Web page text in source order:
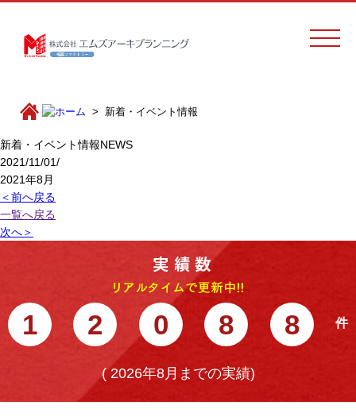
新着・イベント情報
新着・イベント情報NEWS
2021/11/01/
2021年8月
＜前へ戻る
一覧へ戻る
次へ＞
1 2 0 8 8
(2026年8月までの実績)